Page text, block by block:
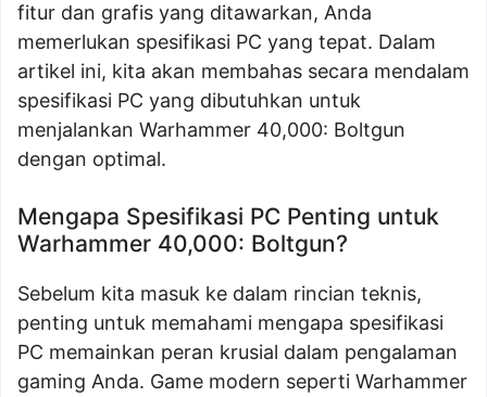
fitur dan grafis yang ditawarkan, Anda
memerlukan spesifikasi PC yang tepat. Dalam
artikel ini, kita akan membahas secara mendalam
spesifikasi PC yang dibutuhkan untuk
menjalankan Warhammer 40,000: Boltgun
dengan optimal.
Mengapa Spesifikasi PC Penting untuk
Warhammer 40,000: Boltgun?
Sebelum kita masuk ke dalam rincian teknis,
penting untuk memahami mengapa spesifikasi
PC memainkan peran krusial dalam pengalaman
gaming Anda. Game modern seperti Warhammer